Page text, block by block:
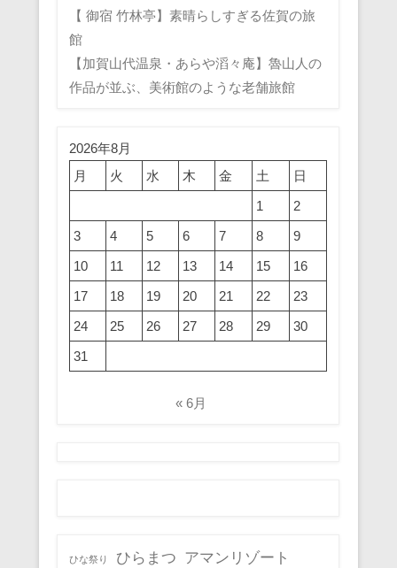
【 御宿 竹林亭】素晴らしすぎる佐賀の旅
館
【加賀山代温泉・あらや滔々庵】魯山人の
作品が並ぶ、美術館のような老舗旅館
2026年8月
月
火 水 木 金 土
日
1
2
3
4 5 6 7 8
9
10
11 12 13 14 15
16
17
18 19 20 21 22
23
24
25 26 27 28 29
30
31
« 6月
ひな祭り ひらまつ アマンリゾート